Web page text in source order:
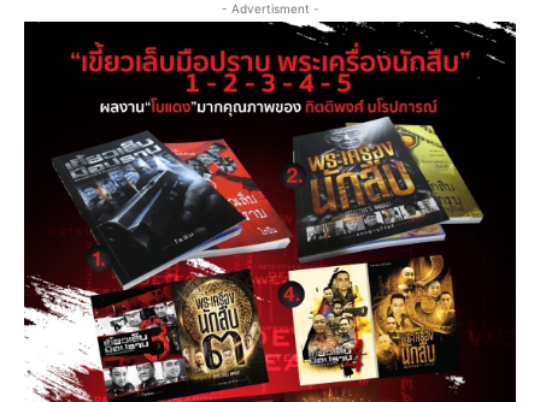
- Advertisment -